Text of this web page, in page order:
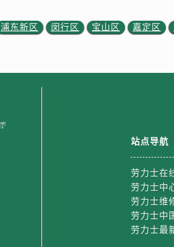
浦东新区 闵行区 宝山区 嘉定区
站点导航
劳力士在
劳力士中
劳力士维
劳力士中
劳力士最